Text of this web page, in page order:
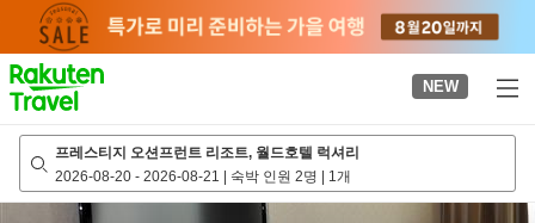
page
NEW
프레스티지 오션프런트 리조트, 월드호텔 럭셔리
2026-08-20 - 2026-08-21 | 숙박 인원 2명 | 1개